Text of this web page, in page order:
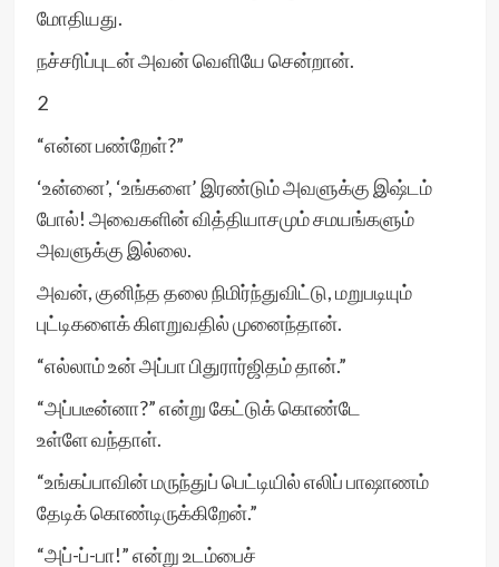
மோதியது.
நச்சரிப்புடன் அவன் வெளியே சென்றான்.
2
“என்ன பண்றேள்?”
‘உன்னை’, ‘உங்களை’ இரண்டும் அவளுக்கு இஷ்டம்
போல்! அவைகளின் வித்தியாசமும் சமயங்களும்
அவளுக்கு இல்லை.
அவன், குனிந்த தலை நிமிர்ந்துவிட்டு, மறுபடியும்
புட்டிகளைக் கிளறுவதில் முனைந்தான்.
“எல்லாம் உன் அப்பா பிதுரார்ஜிதம் தான்.”
“அப்படீன்னா?” என்று கேட்டுக் கொண்டே
உள்ளே வந்தாள்.
“உங்கப்பாவின் மருந்துப் பெட்டியில் எலிப் பாஷாணம்
தேடிக் கொண்டிருக்கிறேன்.”
“அப்-ப்-பா!” என்று உடம்பைச்